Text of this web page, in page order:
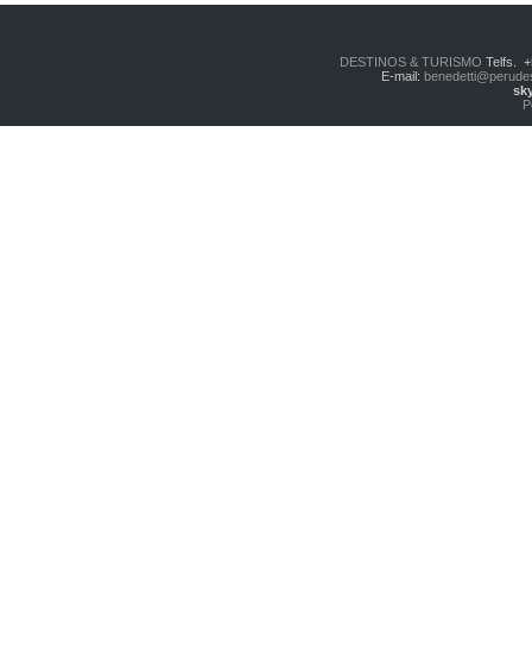
DESTINOS & TURISMO Telfs.
E-mail: